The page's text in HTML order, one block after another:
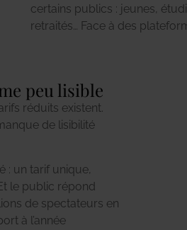
peu lisible
réduits existent.
de lisibilité
: un tarif unique,
le public répond
de spectateurs en
à l’année